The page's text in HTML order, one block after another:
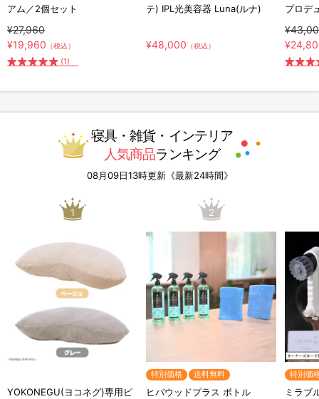
アム／2個セット
¥27,960
¥19,960 （税込）
(1)
テ) IPL光美容器 Luna(ルナ)
¥48,000 （税込）
プロデ
寝具・雑貨・インテリア
人気商品ランキング
08月09日13時更新《最新24時間》
1
YOKONEGU(ヨコネグ)専用ピ
2
特別価格 送料無料
ヒバウッドプラス ボトル
特別価
ミラブ